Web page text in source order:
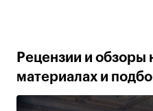
Рецензии и обзоры
материалах и